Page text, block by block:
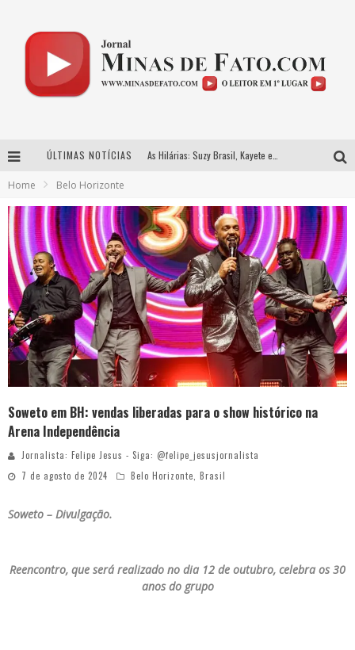
ÚLTIMAS NOTÍCIAS
Hot Wheels Monster Trucks Live™ confirma Belo Horizonte na turnê América do Sul 2027
Home Belo Horizonte
Soweto em BH: vendas liberadas para o show histórico na
Arena Independência
Jornalista: Felipe Jesus - Siga: @felipe_jesusjornalista
7 de agosto de 2024
Belo Horizonte, Brasil
Soweto – Divulgação.
Reencontro, que será realizado no dia 12 de outubro, celebra os 30
anos do grupo